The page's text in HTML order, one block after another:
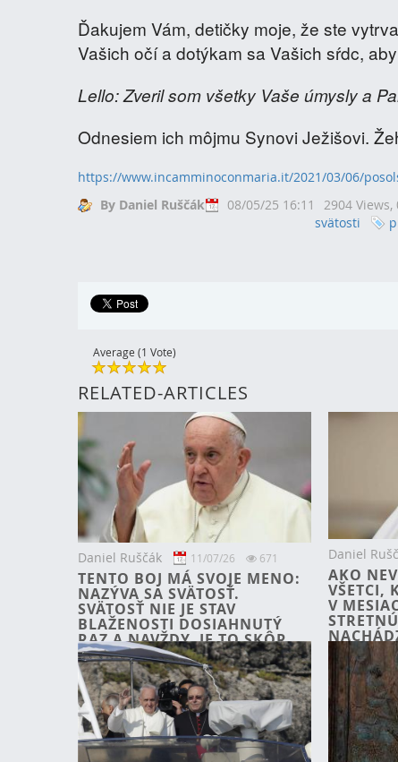
Ďakujem Vám, detičky moje, že ste
Vašich očí a dotýkam sa Vašich sŕdc,
Lello: Zveril som všetky Vaše úmysly a
Odnesiem ich môjmu Synovi Ježišovi.
https://www.incamminoconmaria.it/2021/03/06/
By Daniel Ruščák
08/05/25 16:11 2904 Views,
svätosti
Average (1 Vote)
RELATED-ARTICLES
Daniel Ruščák 11/07/26 671
TENTO BOJ MÁ SVOJE MENO:
NAZÝVA SA SVÄTOSŤ.
SVÄTOSŤ NIE JE STAV
BLAŽENOSTI DOSIAHNUTÝ
RAZ A NAVŽDY, JE TO SKÔR
NEUSTÁLA, NEÚNAVNÁ
TÚŽBA ZOSTAŤ PRIPÚTA
Daniel
AKO
VŠETCI,
V
PRIJALI